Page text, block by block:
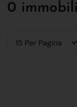
0
15 Per Pagina